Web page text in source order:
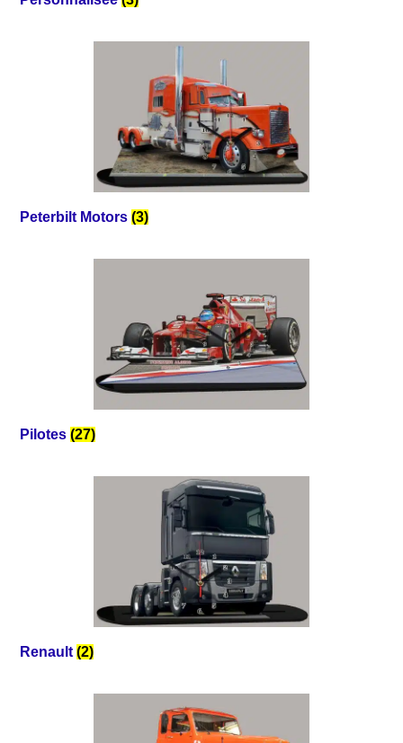
Peterbilt Motors (3)
Pilotes (27)
Renault (2)